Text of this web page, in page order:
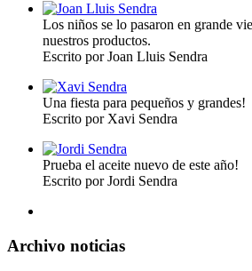
Los niños se lo pasaron en grande
nuestros productos.
Escrito por Joan Lluis Sendra
Una fiesta para pequeños y grandes!
Escrito por Xavi Sendra
Prueba el aceite nuevo de este año!
Escrito por Jordi Sendra
Archivo noticias